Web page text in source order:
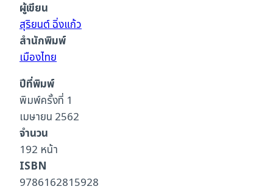
ชิ้น
ผู้เขียน
สุริยนต์ ฉิ่งแก้ว
สำนักพิมพ์
เมืองไทย
ปีที่พิมพ์
พิมพ์ครั้งที่ 1
เมษายน 2562
จำนวน
192 หน้า
ISBN
9786162815928